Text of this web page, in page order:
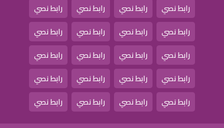
رابط نصي
رابط نصي رابط نصي
رابط نصي
رابط نصي
رابط نصي رابط نصي
رابط نصي
رابط نصي
رابط نصي رابط نصي
رابط نصي
رابط نصي
رابط نصي رابط نصي
رابط نصي
رابط نصي
رابط نصي رابط نصي رابط نصي